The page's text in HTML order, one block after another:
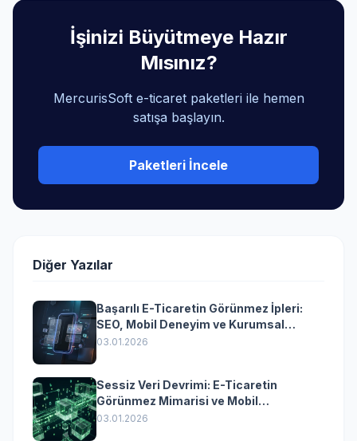
İşinizi Büyütmeye Hazır
Mısınız?
MercurisSoft e-ticaret paketleri ile hemen
satışa başlayın.
Paketleri İncele
Diğer Yazılar
Başarılı E-Ticaretin Görünmez İpleri:
SEO, Mobil Deneyim ve Kurumsal
Yazılımın Kazandıran Senkronizasyonu
03.01.2026
Sessiz Veri Devrimi: E-Ticaretin
Görünmez Mimarisi ve Mobil
Dönüşümün Kurumsal Anahtarı
03.01.2026